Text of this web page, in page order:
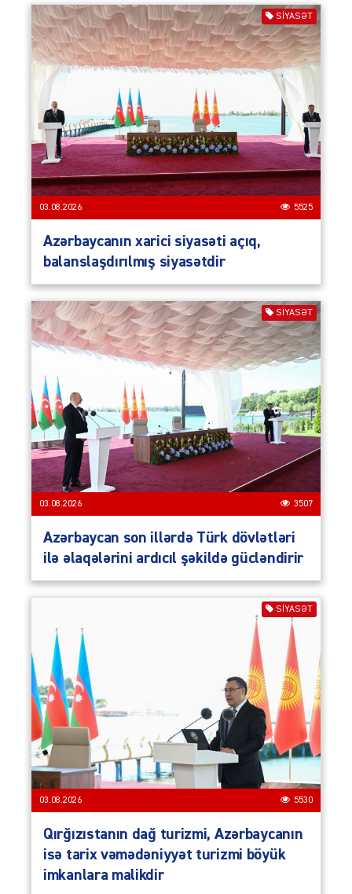
SIYASƏT
03.08.2026 5525
Azərbaycanın xarici siyasəti açıq,
balanslaşdırılmış siyasətdir
SIYASƏT
03.08.2026 3507
Azərbaycan son illərdə Türk dövlətləri
ilə əlaqələrini ardıcıl şəkildə gücləndirir
SIYASƏT
03.08.2026 5530
Qırğızıstanın dağ turizmi, Azərbaycanın
isə tarix vəmədəniyyət turizmi böyük
imkanlara malikdir